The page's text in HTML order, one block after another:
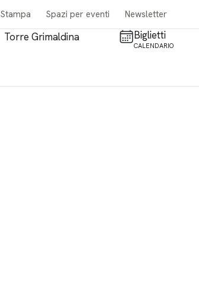
Stampa Spazi per eventi Newsletter
Torre Grimaldina Biglietti
CALENDARIO